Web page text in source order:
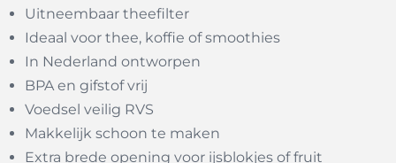
Uitneembaar theefilter
Ideaal voor thee, koffie of smoothies
In Nederland ontworpen
BPA en gifstof vrij
Voedsel veilig RVS
Makkelijk schoon te maken
Extra brede opening voor ijsblokjes of fruit